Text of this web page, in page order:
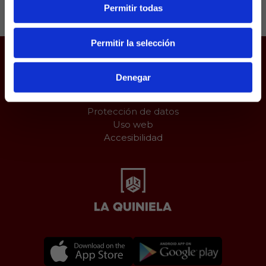
Permitir todas
Permitir la selección
Denegar
Juego responsable
Aviso Legal
Protección de datos
Uso web
Accesibilidad